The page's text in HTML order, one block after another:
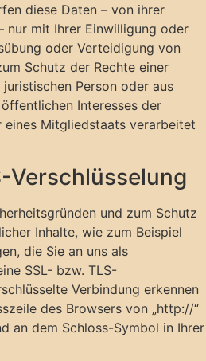
diese Daten – von ihrer
nur mit Ihrer Einwilligung oder
oder Verteidigung von
Schutz der Rechte einer
Person oder aus
Interesses der
eines Mitgliedstaats verarbeitet
Verschlüsselung
und zum Schutz
Inhalte, wie zum Beispiel
die Sie an uns als
SSL- bzw. TLS-
Verbindung erkennen
des Browsers von „http://“
an dem Schloss-Symbol in Ihrer